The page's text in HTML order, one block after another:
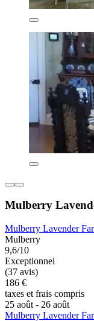
Mulberry
Mulberry Lavender
Mulberry
9,6/10
Exceptionnel
(37 avis)
186 €
taxes et frais compris
25 août - 26 août
Mulberry Lavender